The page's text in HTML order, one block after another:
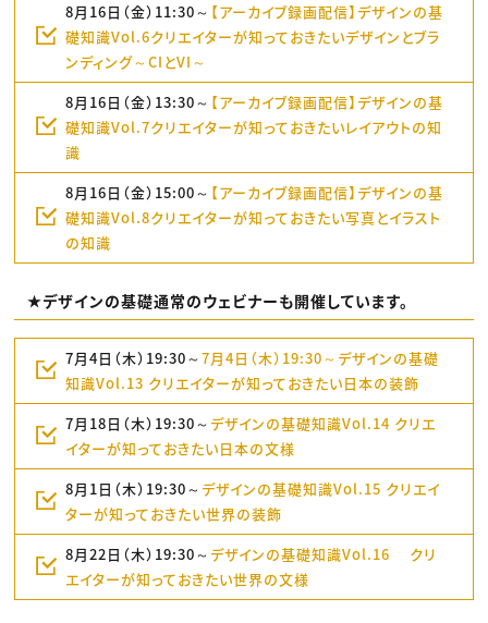
8月16日（金）11:30～ 【アーカイブ録画配信】デザインの基
礎知識Vol.6クリエイターが知っておきたいデザインとブラ
ンディング～CIとVI～
8月16日（金）13:30～ 【アーカイブ録画配信】デザインの基
礎知識Vol.7クリエイターが知っておきたいレイアウトの知
識
8月16日（金）15:00～ 【アーカイブ録画配信】デザインの基
礎知識Vol.8クリエイターが知っておきたい写真とイラスト
の知識
★デザインの基礎通常のウェビナーも開催しています。
7月4日（木）19:30～ 7月4日（木）19:30～デザインの基礎
知識Vol.13 クリエイターが知っておきたい日本の装飾
7月18日（木）19:30～ デザインの基礎知識Vol.14 クリエ
イターが知っておきたい日本の文様
8月1日（木）19:30～ デザインの基礎知識Vol.15 クリエイ
ターが知っておきたい世界の装飾
8月22日（木）19:30～ デザインの基礎知識Vol.16 クリ
エイターが知っておきたい世界の文様